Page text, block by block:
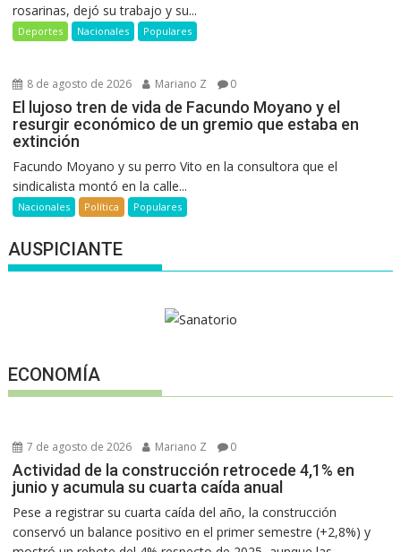
rosarinas, dejó su trabajo y su...
Deportes Nacionales Populares
8 de agosto de 2026 Mariano Z 0
El lujoso tren de vida de Facundo Moyano y el
resurgir económico de un gremio que estaba en
extinción
Facundo Moyano y su perro Vito en la consultora que el
sindicalista montó en la calle...
Nacionales Política Populares
AUSPICIANTE
ECONOMÍA
7 de agosto de 2026 Mariano Z 0
Actividad de la construcción retrocede 4,1% en
junio y acumula su cuarta caída anual
Pese a registrar su cuarta caída del año, la construcción
conservó un balance positivo en el primer semestre (+2,8%) y